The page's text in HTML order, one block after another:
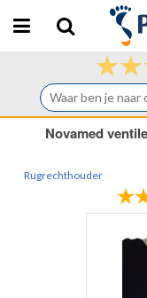
Novamed
Rugrechthouder